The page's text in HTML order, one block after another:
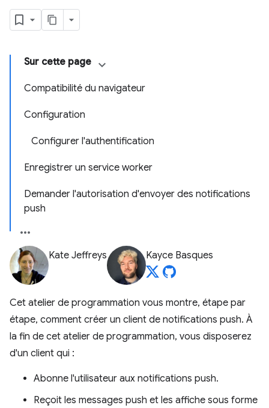
Sur cette page
Compatibilité du navigateur
Configuration
Configurer l'authentification
Enregistrer un service worker
Demander l'autorisation d'envoyer des notifications
push
Kate Jeffreys Kayce Basques
Cet atelier de programmation vous montre, étape par
étape, comment créer un client de notifications push. À
la fin de cet atelier de programmation, vous disposerez
d'un client qui :
Abonne l'utilisateur aux notifications push.
Reçoit les messages push et les affiche sous forme